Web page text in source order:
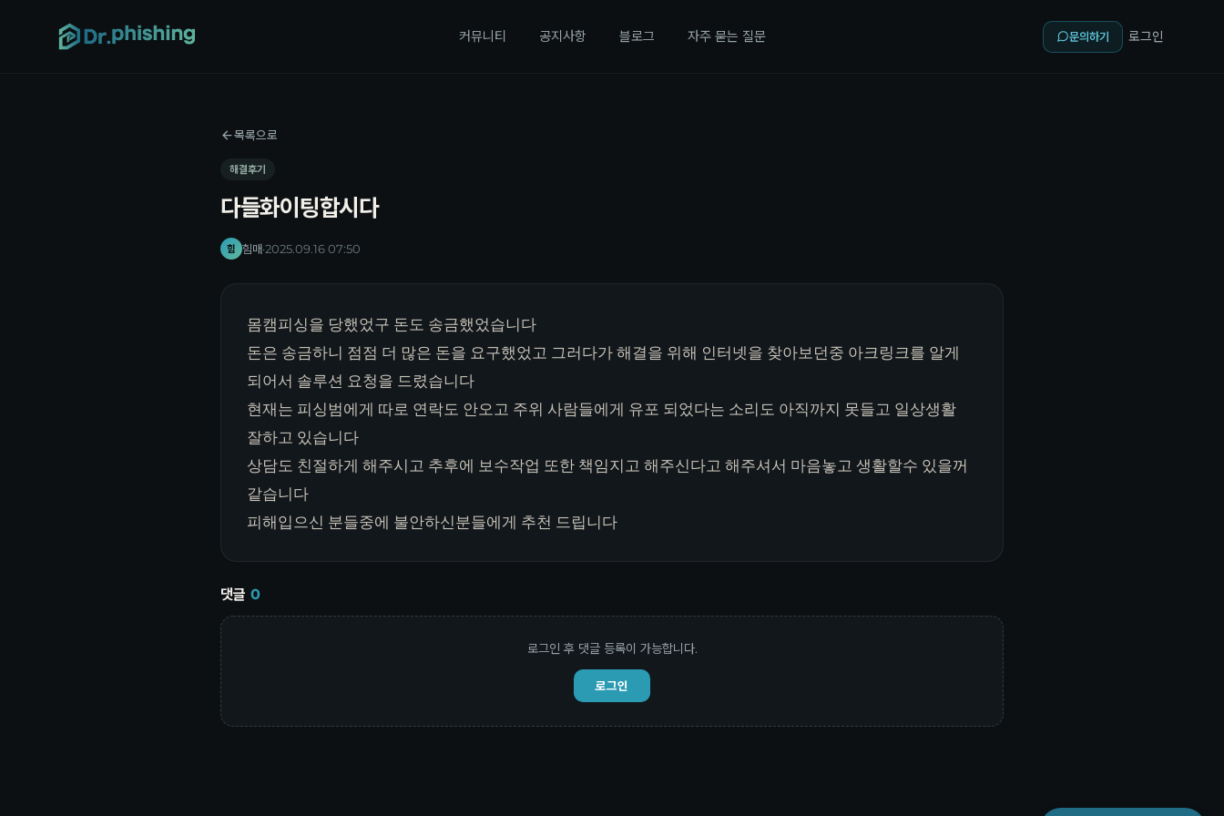
커뮤니티 공지사항 블로그 자주 묻는 질문 문의하기 로그인
목록으로
해결후기
다들화이팅합시다
힘 힘매·2025.09.16 07:50
몸캠피싱을 당했었구 돈도 송금했었습니다
돈은 송금하니 점점 더 많은 돈을 요구했었고 그러다가 해결을 위해 인터넷을 찾아보던중 아크링크를 알게
되어서 솔루션 요청을 드렸습니다
현재는 피싱범에게 따로 연락도 안오고 주위 사람들에게 유포 되었다는 소리도 아직까지 못들고 일상생활
잘하고 있습니다
상담도 친절하게 해주시고 추후에 보수작업 또한 책임지고 해주신다고 해주셔서 마음놓고 생활할수 있을꺼
같습니다
피해입으신 분들중에 불안하신분들에게 추천 드립니다
댓글 0
로그인 후 댓글 등록이 가능합니다.
로그인